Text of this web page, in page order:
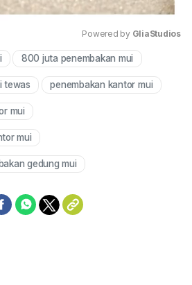
Mute
Powered by GliaStudios
800 juta penembakan mui
tewas penembakan kantor mui
mui
mui
gedung mui